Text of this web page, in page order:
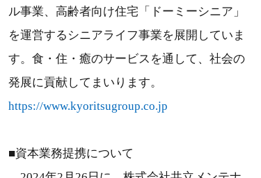
ル事業、高齢者向け住宅「ドーミーシニア」
を運営するシニアライフ事業を展開していま
す。食・住・癒のサービスを通して、社会の
発展に貢献してまいります。
https://www.kyoritsugroup.co.jp
■資本業務提携について